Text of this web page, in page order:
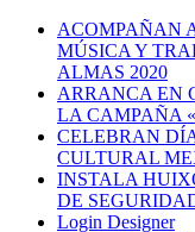
ACOMPAÑAN
MÚSICA Y
ALMAS 2020
ARRANCA EN
LA CAMPAÑA
CELEBRAN
CULTURAL
INSTALA
DE
Login Designer